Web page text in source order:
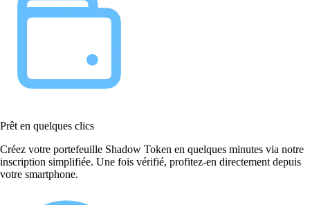
Prêt en quelques clics
Créez votre portefeuille Shadow Token en quelques minutes via notre
inscription simplifiée. Une fois vérifié, profitez-en directement depuis
votre smartphone.